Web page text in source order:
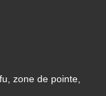
zone de pointe,